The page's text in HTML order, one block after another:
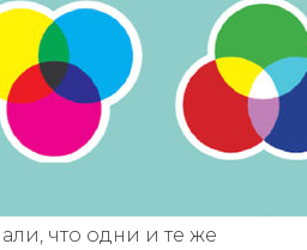
что одни и те же